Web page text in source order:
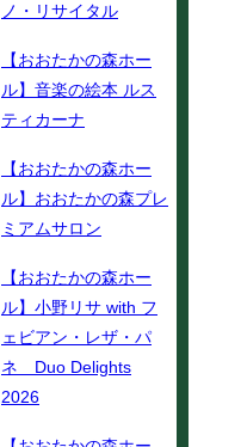
ノ・リサイタル
【おおたかの森ホー
ル】音楽の絵本 ルス
ティカーナ
【おおたかの森ホー
ル】おおたかの森プレ
ミアムサロン
【おおたかの森ホー
ル】小野リサ with フ
ェビアン・レザ・パ
ネ Duo Delights
2026